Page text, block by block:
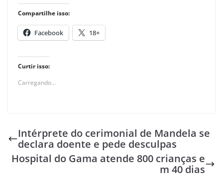
Compartilhe isso:
Facebook 18+
Curtir isso:
Carregando...
Intérprete do cerimonial de Mandela se
declara doente e pede desculpas
Hospital do Gama atende 800 crianças e
m 40 dias